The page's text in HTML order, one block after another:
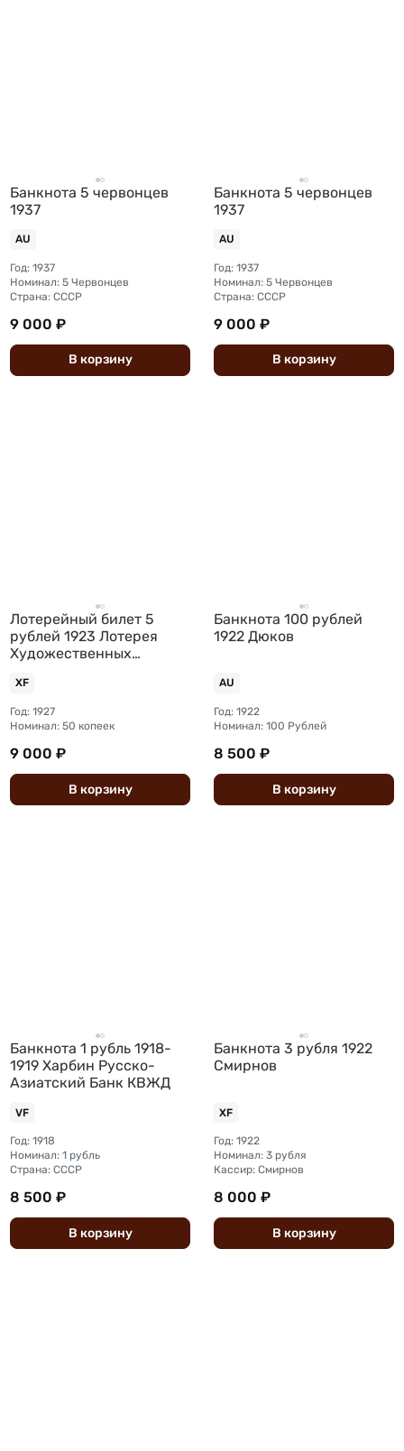
Банкнота 5 червонцев
1937
AU
Год: 1937
Номинал: 5 Червонцев
Страна: СССР
9 000 ₽
В корзину
Банкнота 5 червонцев
1937
AU
Год: 1937
Номинал: 5 Червонцев
Страна: СССР
9 000 ₽
В корзину
Лотерейный билет 5
рублей 1923 Лотерея
Художественных
инвалидов войны
XF
Год: 1927
Номинал: 50 копеек
9 000 ₽
В корзину
Банкнота 100 рублей
1922 Дюков
AU
Год: 1922
Номинал: 100 Рублей
8 500 ₽
В корзину
Банкнота 1 рубль 1918-
1919 Харбин Русско-
Азиатский Банк КВЖД
VF
Год: 1918
Номинал: 1 рубль
Страна: СССР
8 500 ₽
В корзину
Банкнота 3 рубля 1922
Смирнов
XF
Год: 1922
Номинал: 3 рубля
Кассир: Смирнов
8 000 ₽
В корзину